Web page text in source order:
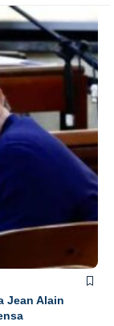
Jean Alain